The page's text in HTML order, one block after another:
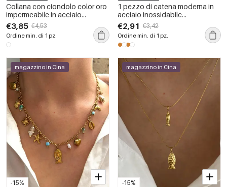
Collana con ciondolo color oro
impermeabile in acciaio
inossidabile Chill Charm da 1
pezzo
€3,85 €4,53
Ordine min. di 1 pz.
1 pezzo di catena moderna in
acciaio inossidabile
impermeabile color oro, collane
da donna
€2,91 €3,42
Ordine min. di 1 pz.
-15%
magazzino in Cina
-15%
magazzino in Cina